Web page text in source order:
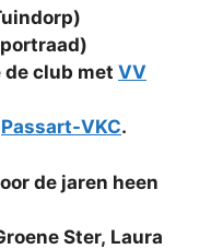
club met VV
Passart-VKC.
de jaren heen
Ster, Laura